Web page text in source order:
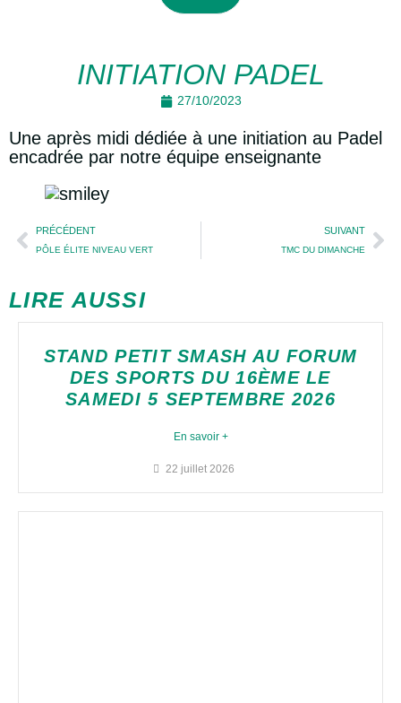
INITIATION PADEL
27/10/2023
Une après midi dédiée à une initiation au Padel
encadrée par notre équipe enseignante
PRÉCÉDENT
PÔLE ÉLITE NIVEAU VERT
SUIVANT
TMC DU DIMANCHE
LIRE AUSSI
STAND PETIT SMASH AU FORUM
DES SPORTS DU 16ÈME LE
SAMEDI 5 SEPTEMBRE 2026
En savoir +
22 juillet 2026